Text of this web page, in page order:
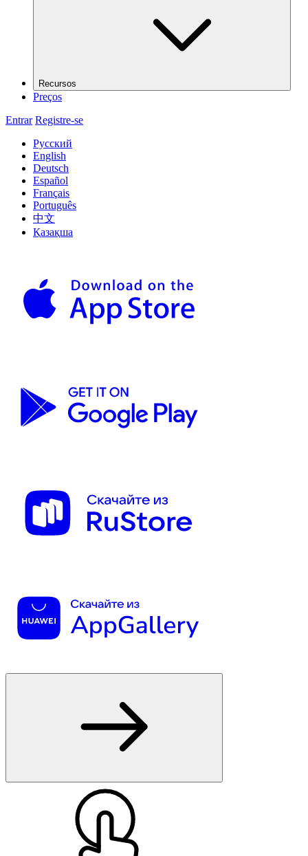
Recursos
Preços
Entrar Registre-se
Русский
English
Deutsch
Español
Français
Português
中文
Қазақша